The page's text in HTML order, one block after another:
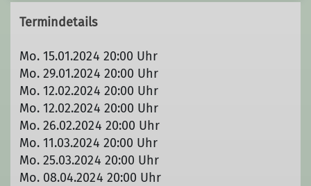
Termindetails
Mo. 15.01.2024 20:00 Uhr
Mo. 29.01.2024 20:00 Uhr
Mo. 12.02.2024 20:00 Uhr
Mo. 12.02.2024 20:00 Uhr
Mo. 26.02.2024 20:00 Uhr
Mo. 11.03.2024 20:00 Uhr
Mo. 25.03.2024 20:00 Uhr
Mo. 08.04.2024 20:00 Uhr